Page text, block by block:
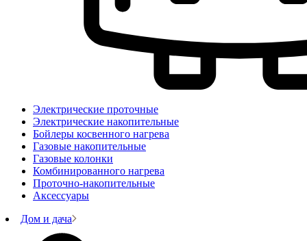
Электрические проточные
Электрические накопительные
Бойлеры косвенного нагрева
Газовые накопительные
Газовые колонки
Комбинированного нагрева
Проточно-накопительные
Аксессуары
Дом и дача